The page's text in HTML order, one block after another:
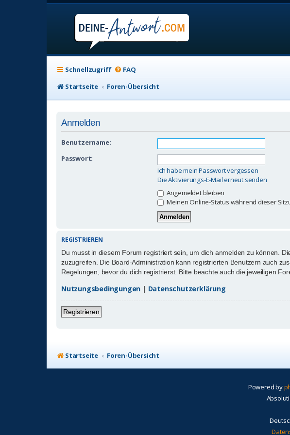
Schnellzugriff FAQ
Startseite
Foren-Übersicht
Anmelden
Benutzername:
Passwort:
Ich habe mein Passwort vergessen
Die Aktivierungs-E-Mail erneut senden
Angemeldet bleiben
Meinen Online-Status während dieser
REGISTRIEREN
Du musst in diesem Forum registriert sein, um dich anmelden zu können.
zuzugreifen. Die Board-Administration kann registrierten Benutzern auch
Regelungen, bevor du dich registrierst. Bitte beachte auch die jeweiligen
Nutzungsbedingungen | Datenschutzerklärung
Registrieren
Startseite Foren-Übersicht
Powered by